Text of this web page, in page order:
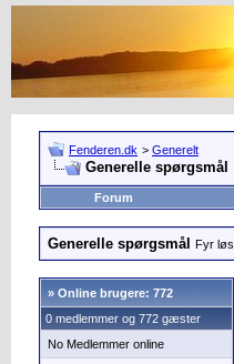
Fenderen.dk > Generelt
Generelle spørgsmål
Forum
Generelle spørgsmål Fyr løs
» Online brugere: 772
0 medlemmer og 772 gæster
No Medlemmer online